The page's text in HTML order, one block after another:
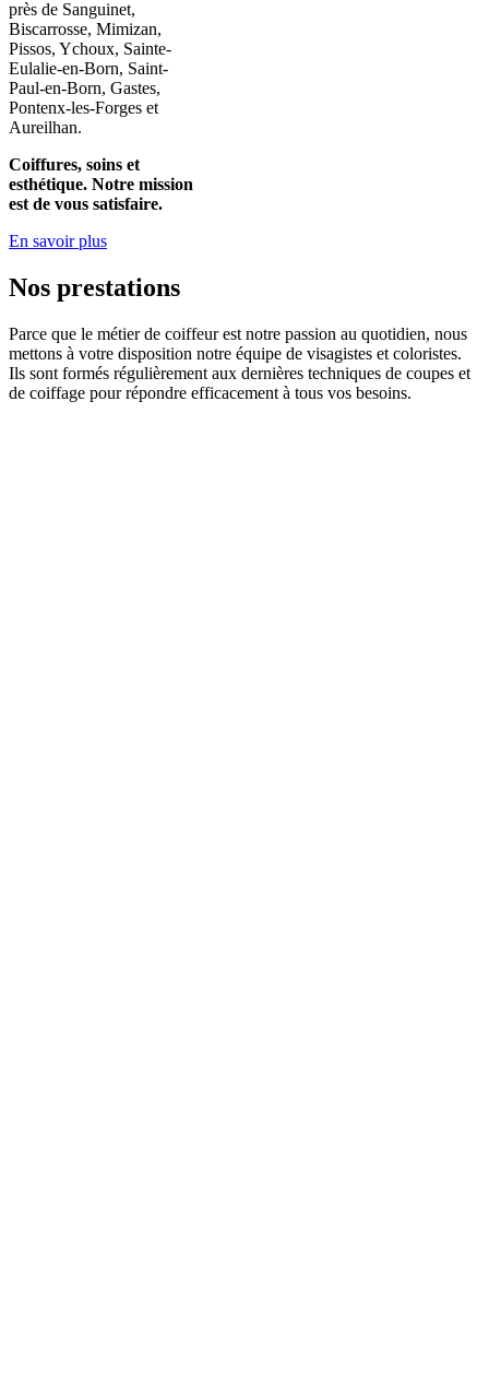
près de Sanguinet,
Biscarrosse, Mimizan,
Pissos, Ychoux, Sainte-
Eulalie-en-Born, Saint-
Paul-en-Born, Gastes,
Pontenx-les-Forges et
Aureilhan.
Coiffures, soins et
esthétique. Notre mission
est de vous satisfaire.
En savoir plus
Nos prestations
Parce que le métier de coiffeur est notre passion au quotidien, nous
mettons à votre disposition notre équipe de visagistes et coloristes.
Ils sont formés régulièrement aux dernières techniques de coupes et
de coiffage pour répondre efficacement à tous vos besoins.